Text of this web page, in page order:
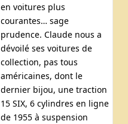
en voitures plus
courantes… sage
prudence. Claude nous a
dévoilé ses voitures de
collection, pas tous
américaines, dont le
dernier bijou, une traction
15 SIX, 6 cylindres en ligne
de 1955 à suspension